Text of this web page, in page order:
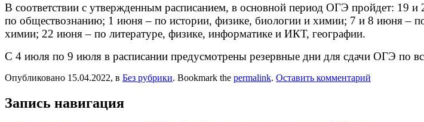
В соответствии с утвержденным расписанием, в основной период ОГЭ пройдет: 19
по обществознанию; 1 июня – по истории, физике, биологии и химии; 7 и 8 июня –
химии; 22 июня – по литературе, физике, информатике и ИКТ, географии.
С 4 июля по 9 июля в расписании предусмотрены резервные дни для сдачи ОГЭ по
Опубликовано 15.04.2022, в Без рубрики. Bookmark the permalink. Оставить комментарий
Запись навигация